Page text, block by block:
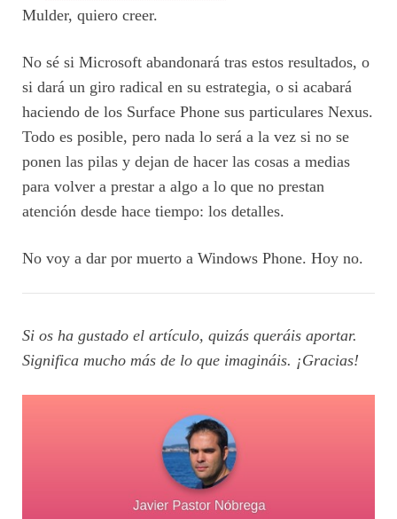
Mulder, quiero creer.
No sé si Microsoft abandonará tras estos resultados, o
si dará un giro radical en su estrategia, o si acabará
haciendo de los Surface Phone sus particulares Nexus.
Todo es posible, pero nada lo será a la vez si no se
ponen las pilas y dejan de hacer las cosas a medias
para volver a prestar a algo a lo que no prestan
atención desde hace tiempo: los detalles.
No voy a dar por muerto a Windows Phone. Hoy no.
Si os ha gustado el artículo, quizás queráis aportar.
Significa mucho más de lo que imagináis. ¡Gracias!